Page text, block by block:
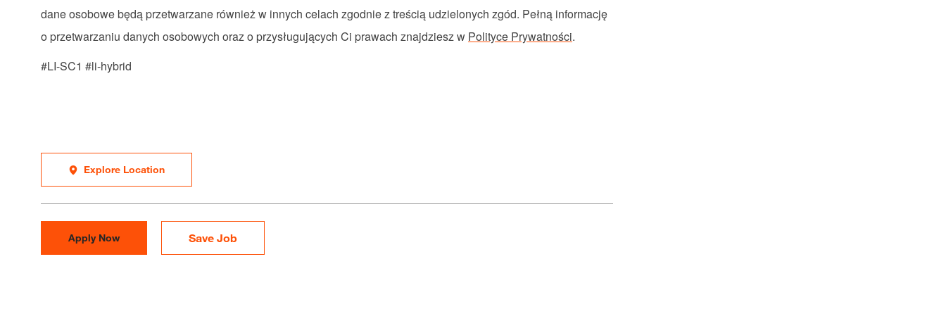
daneosobowebędą przetwarzane równieżw innych celach zgodnieztreścią udzielonych zgód. Pełną informację
o przetwarzaniu danych osobowych orazo przysługujących Ci prawach znajdzieszw Polityce Prywatności.
#LI-SC1 #li-hybrid
Explore Location
Apply Now Save Job